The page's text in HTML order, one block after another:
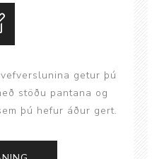
getur þú
stöðu pantana og
þú hefur áður gert.